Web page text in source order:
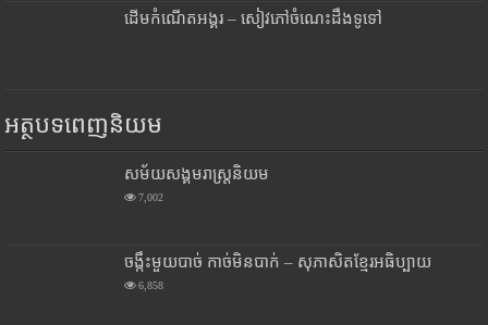
ដើមកំណើតអង្គរ – សៀវភៅចំណេះដឹងទូទៅ
អត្ថបទពេញនិយម
សម័យសង្គមរាស្រ្តនិយម
7,002
ចង្កឹះមួយបាច់ កាច់មិនបាក់ – សុភាសិតខ្មែរអធិប្បាយ
6,858